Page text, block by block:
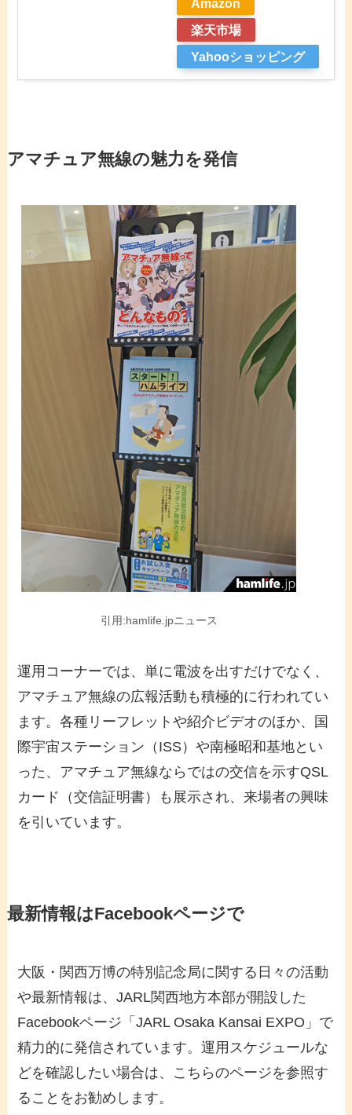
Amazon
楽天市場
Yahooショッピング
アマチュア無線の魅力を発信
引用:hamlife.jpニュース
運用コーナーでは、単に電波を出すだけでなく、
アマチュア無線の広報活動も積極的に行われてい
ます。各種リーフレットや紹介ビデオのほか、国
際宇宙ステーション（ISS）や南極昭和基地とい
った、アマチュア無線ならではの交信を示すQSL
カード（交信証明書）も展示され、来場者の興味
を引いています。
最新情報はFacebookページで
大阪・関西万博の特別記念局に関する日々の活動
や最新情報は、JARL関西地方本部が開設した
Facebookページ「JARL Osaka Kansai EXPO」で
精力的に発信されています。運用スケジュールな
どを確認したい場合は、こちらのページを参照す
ることをお勧めします。